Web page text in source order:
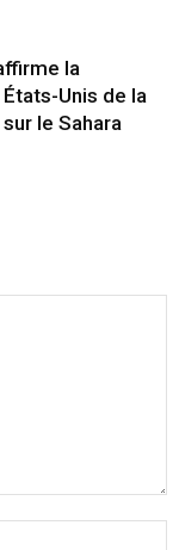
la
Unis de la
le Sahara